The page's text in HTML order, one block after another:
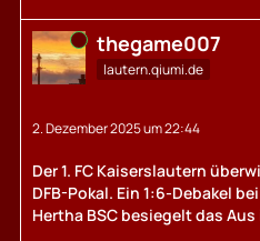
Online thegame007
lautern.qiumi.de
2. Dezember 2025 um 22:44
Der 1. FC Kaiserslautern
DFB-Pokal. Ein 1:6-Debakel
Hertha BSC besiegelt das